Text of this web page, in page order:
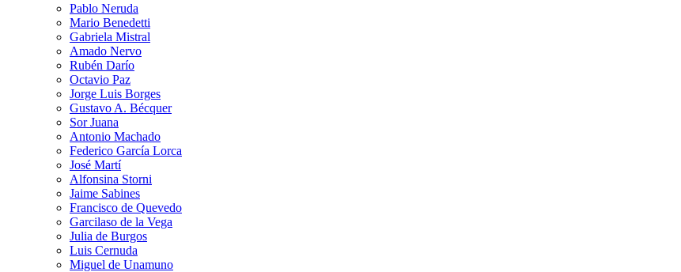
Pablo Neruda
Mario Benedetti
Gabriela Mistral
Amado Nervo
Rubén Darío
Octavio Paz
Jorge Luis Borges
Gustavo A. Bécquer
Sor Juana
Antonio Machado
Federico García Lorca
José Martí
Alfonsina Storni
Jaime Sabines
Francisco de Quevedo
Garcilaso de la Vega
Julia de Burgos
Luis Cernuda
Miguel de Unamuno